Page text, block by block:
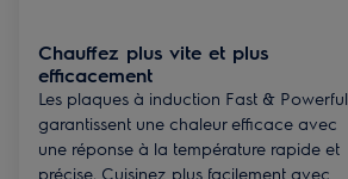
Chauffez plus vite et plus
efficacement
Les plaques à induction Fast & Powerful
garantissent une chaleur efficace avec
une réponse à la température rapide et
précise. Cuisinez plus facilement avec